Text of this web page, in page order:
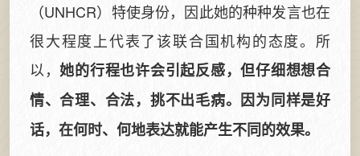
（UNHCR）特使身份，因此她的种种发言也在
很大程度上代表了该联合国机构的态度。所
以， 她的行程也许会引起反感，但仔细想想合
情、合理、合法，挑不出毛病。因为同样是好
话，在何时、何地表达就能产生不同的效果。